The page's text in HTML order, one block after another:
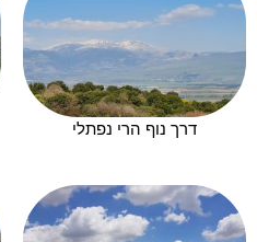
דרך נוף הרי נפתלי